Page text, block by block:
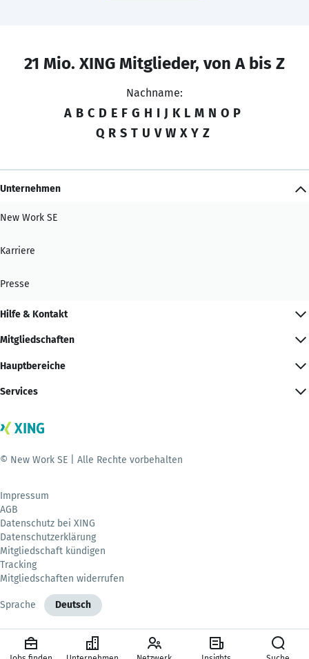
21 Mio. XING Mitglieder, von A bis Z
Nachname:
A B C D E F G H I J K L M N O P
Q R S T U V W X Y Z
Unternehmen
New Work SE
Karriere
Presse
Hilfe & Kontakt
Mitgliedschaften
Hauptbereiche
Services
© New Work SE | Alle Rechte vorbehalten
Impressum
AGB
Datenschutz bei XING
Datenschutzerklärung
Mitgliedschaft kündigen
Tracking
Mitgliedschaften widerrufen
Sprache Deutsch